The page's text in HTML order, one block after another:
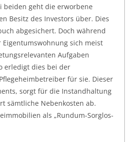
beiden geht die erworbene
Besitz des Investors über. Dies
abgesichert. Doch während
sich meist
Aufgaben
erledigt dies bei der
für sie. Dieser
sorgt für die Instandhaltung
sämtliche Nebenkosten ab.
als „Rundum-Sorglos-